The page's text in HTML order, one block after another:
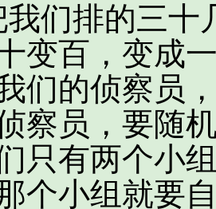
排的三十
变百，变成
们的侦察员
察员，要随
只有两个小
个小组就要